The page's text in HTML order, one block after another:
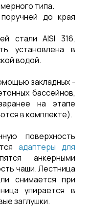
типа.
до края
стали AISI 316,
установлена в
водой.
закладных -
бассейнов,
на этапе
в комплекте).
поверхность
адаптеры для
анкерными
чаши. Лестница
снимается при
упирается в
заглушки.